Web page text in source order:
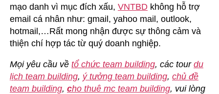
mạo danh vì mục đích xấu, VNTBD không hỗ trợ
email cá nhân như: gmail, yahoo mail, outlook,
hotmail,…Rất mong nhận được sự thông cảm và
thiện chí hợp tác từ quý doanh nghiệp.
Mọi yêu cầu về tổ chức team building, các tour du
lịch team building, ý tưởng team building, chủ đề
team building, cho thuê mc team building, vui lòng